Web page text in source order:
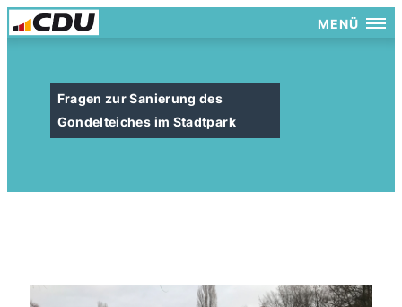
MENÜ
Fragen zur Sanierung des
Gondelteiches im Stadtpark